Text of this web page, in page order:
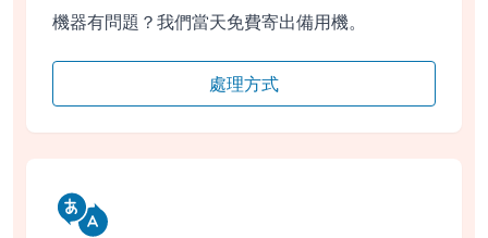
機器有問題？我們當天免費寄出備用機。
處理方式